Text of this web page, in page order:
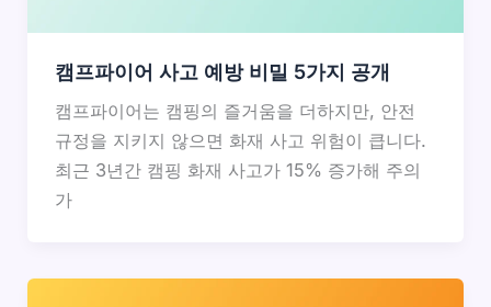
캠프파이어 사고 예방 비밀 5가지 공개
캠프파이어는 캠핑의 즐거움을 더하지만, 안전
규정을 지키지 않으면 화재 사고 위험이 큽니다.
최근 3년간 캠핑 화재 사고가 15% 증가해 주의
가